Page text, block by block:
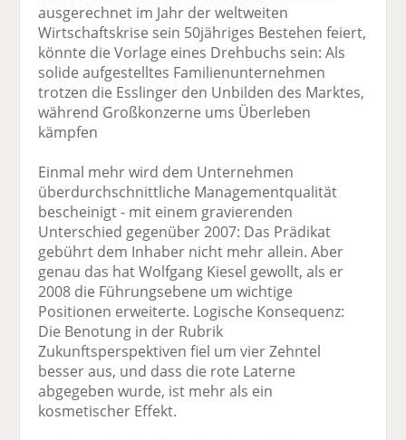
ausgerechnet im Jahr der weltweiten
Wirtschaftskrise sein 50jähriges Bestehen feiert,
könnte die Vorlage eines Drehbuchs sein: Als
solide aufgestelltes Familienunternehmen
trotzen die Esslinger den Unbilden des Marktes,
während Großkonzerne ums Überleben
kämpfen
Einmal mehr wird dem Unternehmen
überdurchschnittliche Managementqualität
bescheinigt - mit einem gravierenden
Unterschied gegenüber 2007: Das Prädikat
gebührt dem Inhaber nicht mehr allein. Aber
genau das hat Wolfgang Kiesel gewollt, als er
2008 die Führungsebene um wichtige
Positionen erweiterte. Logische Konsequenz:
Die Benotung in der Rubrik
Zukunftsperspektiven fiel um vier Zehntel
besser aus, und dass die rote Laterne
abgegeben wurde, ist mehr als ein
kosmetischer Effekt.